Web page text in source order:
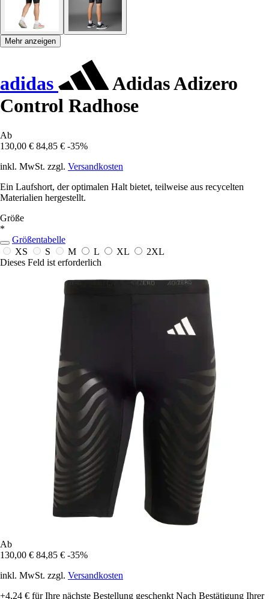
Mehr anzeigen
adidas
Adidas Adizero
Control Radhose
Ab
130,00 € 84,85 € -35%
inkl. MwSt. zzgl. Versandkosten
Ein Laufshort, der optimalen Halt bietet, teilweise aus recycelten
Materialien hergestellt.
Größe
*
Größentabelle
XS
S M L XL
2XL
Dieses Feld ist erforderlich
Ab
130,00 € 84,85 € -35%
inkl. MwSt. zzgl. Versandkosten
+4,24 € für Ihre nächste Bestellung geschenkt Nach Bestätigung Ihrer